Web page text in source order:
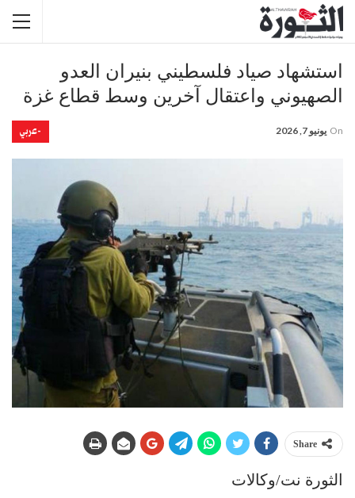
استشهاد صياد فلسطيني بنيران العدو
الصهيوني واعتقال آخرين وسط قطاع غزة
-عربي On يونيو 7, 2026
Share
الثورة نت/وكالات